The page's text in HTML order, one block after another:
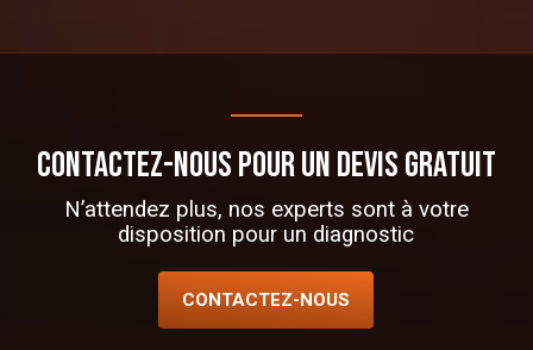
CONTACTEZ-NOUS POUR UN DEVIS GRATUIT
N’attendez plus, nos experts sont à votre
disposition pour un diagnostic
CONTACTEZ-NOUS